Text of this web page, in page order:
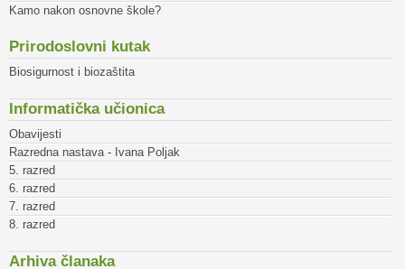
Kamo nakon osnovne škole?
Prirodoslovni kutak
Biosigurnost i biozaštita
Informatička učionica
Obavijesti
Razredna nastava - Ivana Poljak
5. razred
6. razred
7. razred
8. razred
Arhiva članaka